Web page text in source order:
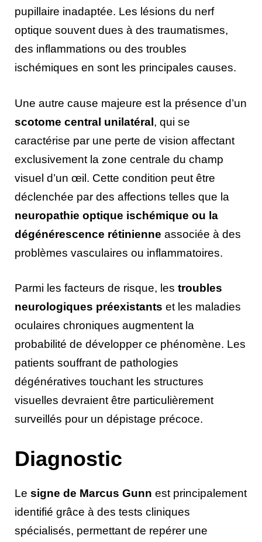
pupillaire inadaptée. Les lésions du nerf
optique souvent dues à des traumatismes,
des inflammations ou des troubles
ischémiques en sont les principales causes.
Une autre cause majeure est la présence d’un
scotome central unilatéral, qui se
caractérise par une perte de vision affectant
exclusivement la zone centrale du champ
visuel d’un œil. Cette condition peut être
déclenchée par des affections telles que la
neuropathie optique ischémique ou la
dégénérescence rétinienne associée à des
problèmes vasculaires ou inflammatoires.
Parmi les facteurs de risque, les troubles
neurologiques préexistants et les maladies
oculaires chroniques augmentent la
probabilité de développer ce phénomène. Les
patients souffrant de pathologies
dégénératives touchant les structures
visuelles devraient être particulièrement
surveillés pour un dépistage précoce.
Diagnostic
Le signe de Marcus Gunn est principalement
identifié grâce à des tests cliniques
spécialisés, permettant de repérer une